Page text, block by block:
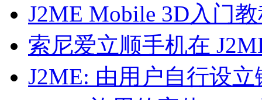
J2ME Mobile 3D入门
索尼爱立顺手机在
J2ME: 由用户自行设立